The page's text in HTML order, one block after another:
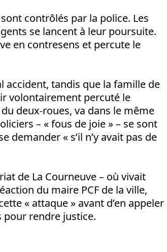
contrôlés par la police. Les
se lancent à leur poursuite.
en contresens et percute le
accident, tandis que la famille de
volontairement percuté le
deux-roues, va dans le même
– « fous de joie » – se sont
demander « s’il n’y avait pas de
de La Courneuve – où vivait
du maire PCF de la ville,
« attaque » avant d’en appeler
pour rendre justice.